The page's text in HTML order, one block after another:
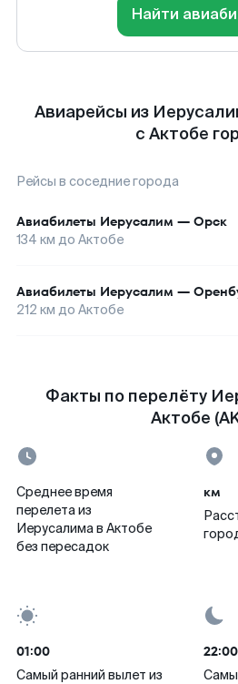
Найти
Авиарейсы из
с Актобе
Рейсы в соседние города
Авиабилеты Иерусалим — Орск
134 км до Актобе
Авиабилеты Иерусалим —
212 км до Актобе
Факты по перелёту
Актобе
Среднее время
перелета из
Иерусалима в Актобе
без пересадок
км
01:00
Самый ранний вылет из
22:00